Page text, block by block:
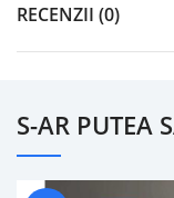
RECENZII (0)
S-AR PUTEA